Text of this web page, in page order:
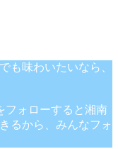
も味わいたいなら、
フォローすると湘南
るから、みんなフォ